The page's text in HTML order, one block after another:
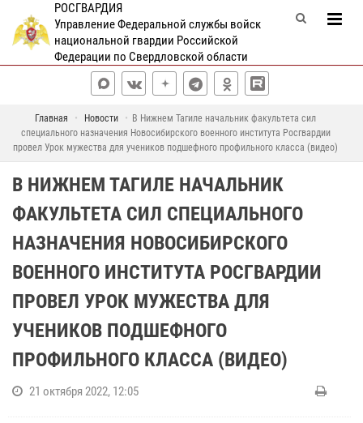
РОСГВАРДИЯ
Управление Федеральной службы войск
национальной гвардии Российской
Федерации по Свердловской области
Главная Новости
В Нижнем Тагиле начальник факультета сил
специального назначения Новосибирского военного института Росгвардии
провел Урок мужества для учеников подшефного профильного класса (видео)
В НИЖНЕМ ТАГИЛЕ НАЧАЛЬНИК
ФАКУЛЬТЕТА СИЛ СПЕЦИАЛЬНОГО
НАЗНАЧЕНИЯ НОВОСИБИРСКОГО
ВОЕННОГО ИНСТИТУТА РОСГВАРДИИ
ПРОВЕЛ УРОК МУЖЕСТВА ДЛЯ
УЧЕНИКОВ ПОДШЕФНОГО
ПРОФИЛЬНОГО КЛАССА (ВИДЕО)
21 октября 2022, 12:05